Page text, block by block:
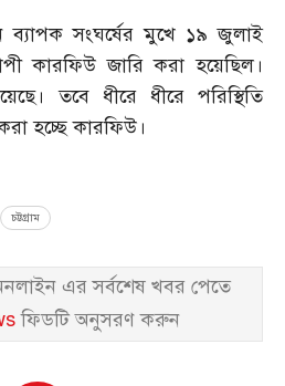
ব্যাপক সংঘর্ষের মুখে ১৯ জুলাই
কারফিউ জারি করা হয়েছিল।
তবে ধীরে ধীরে পরিস্থিতি
হচ্ছে কারফিউ।
চট্টগ্রাম
এর সর্বশেষ খবর পেতে
ফিডটি অনুসরণ করুন